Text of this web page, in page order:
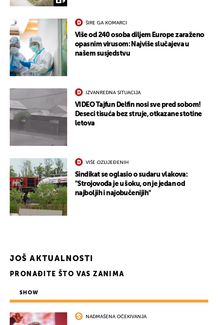
ŠIRE GA KOMARCI
Više od 240 osoba diljem Europe zaraženo
opasnim virusom: Najviše slučajeva u
našem susjedstvu
IZVANREDNA SITUACIJA
VIDEO Tajfun Delfin nosi sve pred sobom!
Deseci tisuća bez struje, otkazane stotine
letova
VIŠE OZLIJEĐENIH
Sindikat se oglasio o sudaru vlakova:
"Strojovođa je u šoku, on je jedan od
najboljih i najobučenijih"
JOŠ AKTUALNOSTI
PRONAĐITE ŠTO VAS ZANIMA
SHOW
NADMAŠENA OČEKIVANJA
UKLJUČITE NOTIFIKACIJE